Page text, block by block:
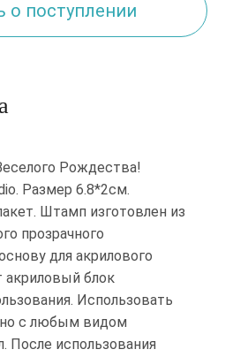
о поступлении
Рождества!
Размер 6.8*2см.
Штамп изготовлен из
прозрачного
для акрилового
блок
Использовать
с любым видом
После использования